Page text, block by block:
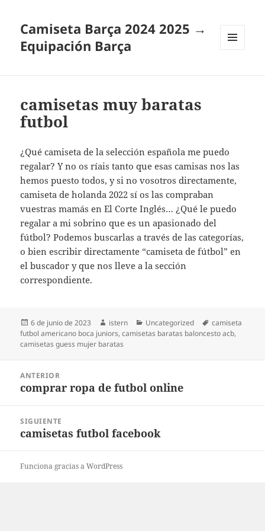
Camiseta Barça 2024 2025 →
Equipación Barça
camisetas muy baratas
futbol
¿Qué camiseta de la selección española me puedo
regalar? Y no os ríais tanto que esas camisas nos las
hemos puesto todos, y si no vosotros directamente,
camiseta de holanda 2022 sí os las compraban
vuestras mamás en El Corte Inglés… ¿Qué le puedo
regalar a mi sobrino que es un apasionado del
fútbol? Podemos buscarlas a través de las categorías,
o bien escribir directamente “camiseta de fútbol” en
el buscador y que nos lleve a la sección
correspondiente.
Publicado
el
6 de junio de 2023 Autor
istern Categorías
Uncategorized Etiquetas
camiseta
futbol americano boca juniors,camisetas baratas baloncesto acb,
camisetas guess mujer baratas
entradas
ANTERIOR
Entrada
comprar ropa de futbol online
SIGUIENTE
Entrada
camisetas futbol facebook
Funciona gracias a WordPress